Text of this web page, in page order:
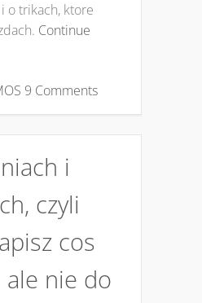
o trikach, ktore
Continue
9 Comments
i
czyli
cos
ale nie do